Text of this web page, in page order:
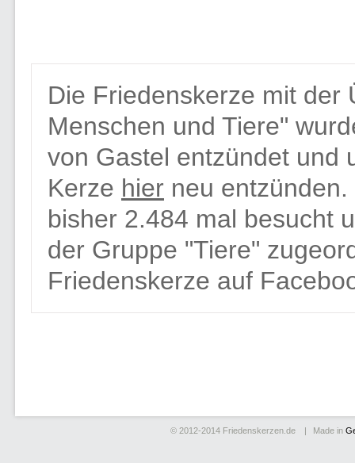
Die Friedenskerze mit der
Menschen und Tiere"
von Gastel entzündet und
Kerze hier neu
bisher 2.484 mal besucht
der Gruppe "Tiere"
Friedenskerze auf
© 2012-2014 Friedenskerzen.de Made in